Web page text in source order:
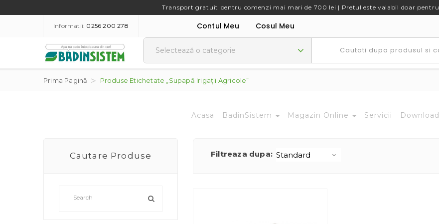
Transport gratuit pentru comenzi mai mari de 700 lei | Pretul este valabil doar pentru
Informatii: 0256 200 278 Contul Meu Cosul Meu
Prima Pagină Produse Etichetate „Supapă Irigații Agricole”
Acasa BadinSistem Magazin Online Servicii Download
Cautare Produse Filtreaza dupa: